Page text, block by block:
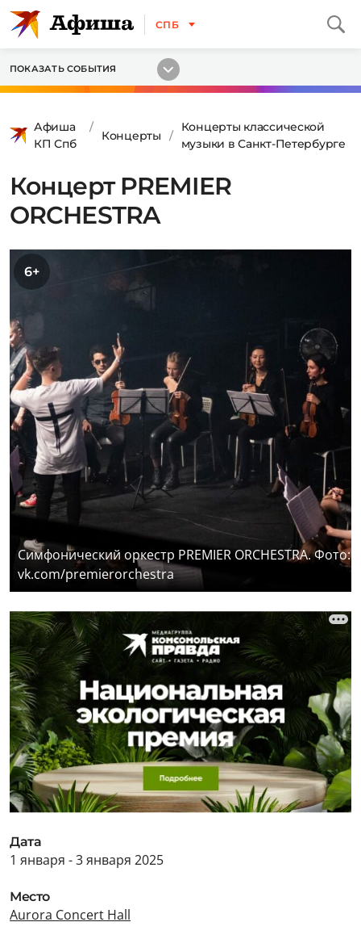
СПБ
ПОКАЗАТЬ СОБЫТИЯ
Афиша
КП Спб
Концерты
Концерты классической
музыки в Санкт-Петербурге
Концерт PREMIER
ORCHESTRA
6+
Симфонический оркестр PREMIER ORCHESTRA. Фото:
vk.com/premierorchestra
Дата
1 января - 3 января 2025
Место
Aurora Concert Hall